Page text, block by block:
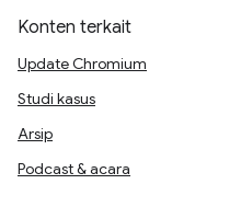
Konten terkait
Update Chromium
Studi kasus
Arsip
Podcast & acara